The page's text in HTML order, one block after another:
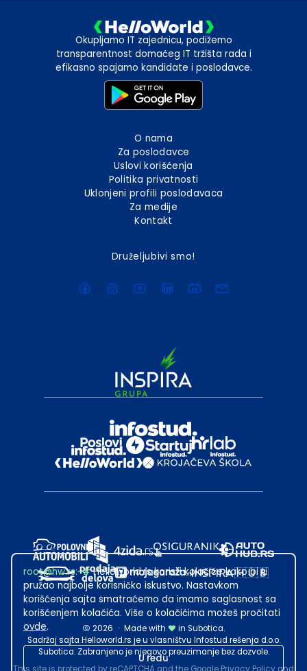
Okupljamo IT zajednicu, podižemo
transparentnost domaćeg IT tržišta rada i
efikasno spajamo kandidate i poslodavce.
O nama
Za poslodavce
Uslovi korišćenja
Politika privatnosti
Uklonjeni profili poslodavaca
Za medije
Kontakt
Druželjubivi smo!
2026 · Made with
in Subotica.
Sadržaj sajta Helloworld.rs je u vlasništvu Infostud rešenja d.o.o.
Subotica. Zabranjeno je njegovo preuzimanje bez dozvole.
root@hw.rs:~#Helloworld.rs koristi kolačiće kako bi ti
pružao najbolje korisničko iskustvo. Nastavkom
korišćenja sajta smatraćemo da imamo saglasnost sa
korišćenjem kolačića. Više o kolačićima možeš pročitati
ovde.
U redu